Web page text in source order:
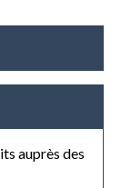
auprès des